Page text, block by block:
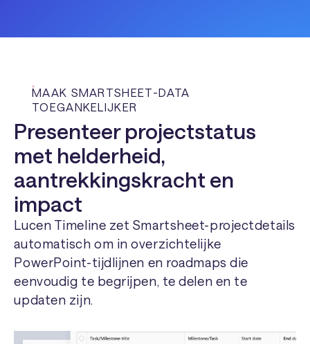
MAAK SMARTSHEET-DATA
TOEGANKELIJKER
Presenteer projectstatus
met helderheid,
aantrekkingskracht en
impact
Lucen Timeline zet Smartsheet-projectdetails
automatisch om in overzichtelijke
PowerPoint-tijdlijnen en roadmaps die
eenvoudig te begrijpen, te delen en te
updaten zijn.